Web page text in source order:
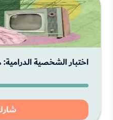
اختبار الشخصية